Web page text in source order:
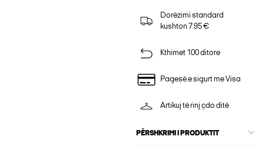
Dorëzimi standard
kushton 7.95 €
Kthimet 100 ditore
Pagesë e sigurt me Visa
Artikuj të rinj çdo ditë
PËRSHKRIMI I PRODUKTIT